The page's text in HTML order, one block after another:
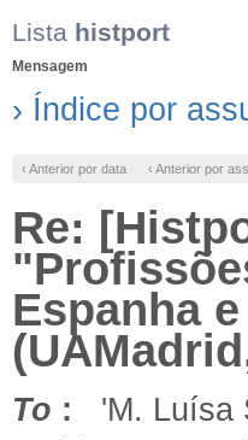
Lista histport
Mensagem
› Índice por
‹ Anterior por data ‹ Anterior por
Re:
Espanha
To : 'M. Luísa